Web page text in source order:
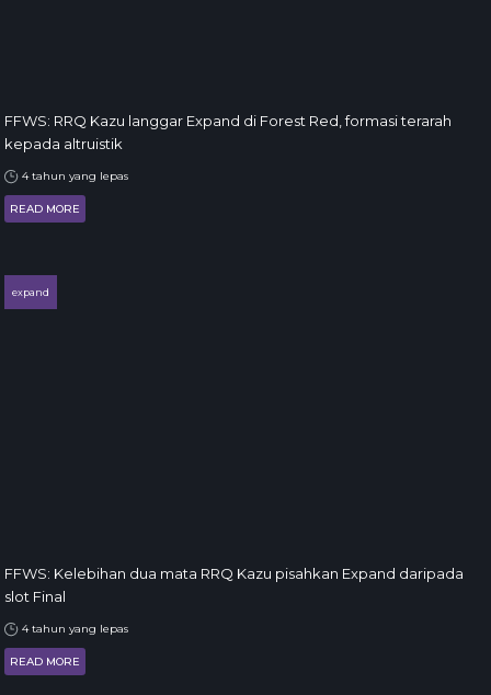
FFWS: RRQ Kazu langgar Expand di Forest Red, formasi terarah
kepada altruistik
4 tahun yang lepas
READ MORE
expand
FFWS: Kelebihan dua mata RRQ Kazu pisahkan Expand daripada
slot Final
4 tahun yang lepas
READ MORE